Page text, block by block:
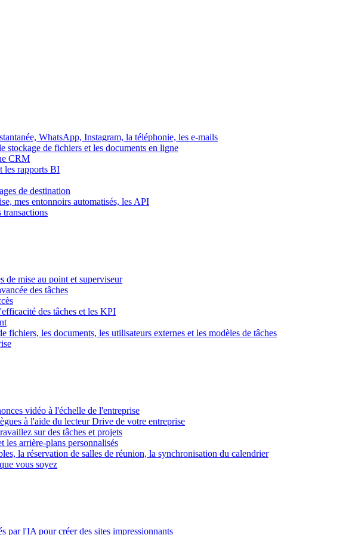
WhatsApp, Instagram, la téléphonie, les e-mails
stockage de fichiers et les documents en ligne
CRM
les rapports BI
de destination
mes entonnoirs automatisés, les API
transactions
de mise au point et superviseur
des tâches
des tâches et les KPI
les documents, les utilisateurs externes et les modèles de tâches
vidéo à l'échelle de l'entreprise
à l'aide du lecteur Drive de votre entreprise
sur des tâches et projets
les arrière-plans personnalisés
la réservation de salles de réunion, la synchronisation du calendrier
vous soyez
par l'IA pour créer des sites impressionnants